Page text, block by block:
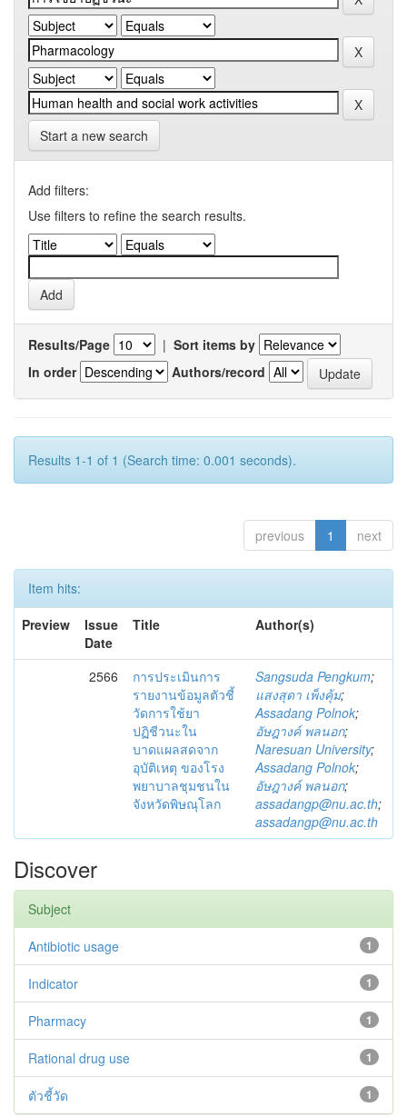
Start a new search
Add filters:
Use filters to refine the search results.
Results/Page | Sort items by
In order
Authors/record
Results 1-1 of 1 (Search time: 0.001 seconds).
previous 1 next
Item hits:
Preview
Issue
Date
Title Author(s)
2566
การประเมินการ
รายงานข้อมูลตัวชี้
วัดการใช้ยา
ปฏิชีวนะใน
บาดแผลสดจาก
อุบัติเหตุ ของโรง
พยาบาลชุมชนใน
จังหวัดพิษณุโลก
Sangsuda Pengkum;
แสงสุดา เพ็งคุ้ม;
Assadang Polnok;
อัษฎางค์ พลนอก;
Naresuan University;
Assadang Polnok;
อัษฎางค์ พลนอก;
assadangp@nu.ac.th;
assadangp@nu.ac.th
Discover
Subject
1
Antibiotic usage
1
Indicator
1
Pharmacy
1
Rational drug use
1
ตัวชี้วัด